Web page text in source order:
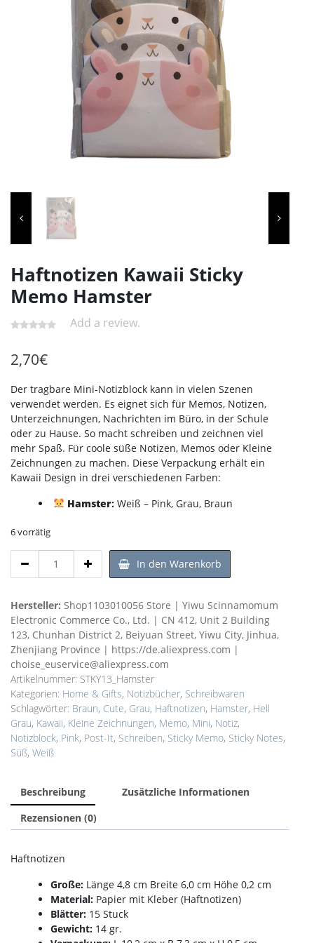
Haftnotizen Kawaii Sticky
Memo Hamster
Add a review.
2,70€
Der tragbare Mini-Notizblock kann in vielen Szenen
verwendet werden. Es eignet sich für Memos, Notizen,
Unterzeichnungen, Nachrichten im Büro, in der Schule
oder zu Hause. So macht schreiben und zeichnen viel
mehr Spaß. Für coole süße Notizen, Memos oder Kleine
Zeichnungen zu machen. Diese Verpackung erhält ein
Kawaii Design in drei verschiedenen Farben:
Hamster:Weiß – Pink, Grau, Braun
6 vorrätig
Kawaii
Memo
Hamster
Menge
In den Warenkorb
Hersteller: Shop1103010056 Store | Yiwu Scinnamomum
Electronic Commerce Co., Ltd. | CN 412, Unit 2 Building
123, Chunhan District 2, Beiyuan Street, Yiwu City, Jinhua,
Zhenjiang Province | https://de.aliexpress.com |
choise_euservice@aliexpress.com
Artikelnummer: STKY13_Hamster
Kategorien: Home & Gifts, Notizbücher, Schreibwaren
Schlagwörter: Braun, Cute, Grau, Haftnotizen, Hamster, Hell
Grau, Kawaii, Kleine Zeichnungen, Memo, Mini, Notiz,
Notizblock, Pink, Post-It, Schreiben, Sticky Memo, Sticky Notes,
Süß, Weiß
Beschreibung
Zusätzliche Informationen
Rezensionen (0)
Haftnotizen
Große: Länge 4,8 cm Breite 6,0 cm Höhe 0,2 cm
Material: Papier mit Kleber (Haftnotizen)
Blätter: 15 Stuck
Gewicht: 14 gr.